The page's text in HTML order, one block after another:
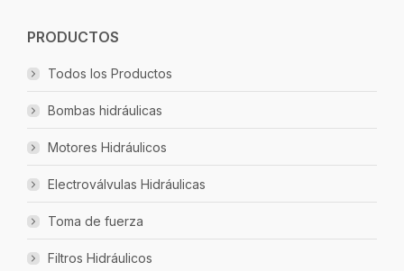
PRODUCTOS
Todos los Productos
Bombas hidráulicas
Motores Hidráulicos
Electroválvulas Hidráulicas
Toma de fuerza
Filtros Hidráulicos